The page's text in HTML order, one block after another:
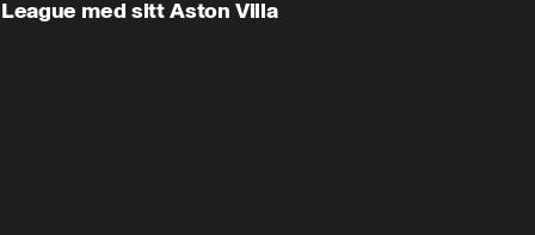
League med sitt Aston Villa